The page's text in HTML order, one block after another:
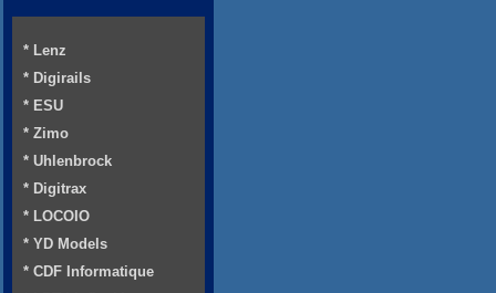
* Lenz
* Digirails
* ESU
* Zimo
* Uhlenbrock
* Digitrax
* LOCOIO
* YD Models
* CDF Informatique